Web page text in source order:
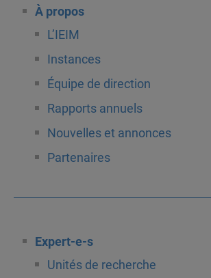
À propos
L’IEIM
Instances
Équipe de direction
Rapports annuels
Nouvelles et annonces
Partenaires
Expert-e-s
Unités de recherche